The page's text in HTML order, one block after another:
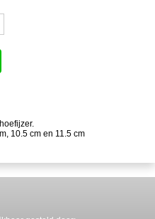
10.5 cm en 11.5 cm